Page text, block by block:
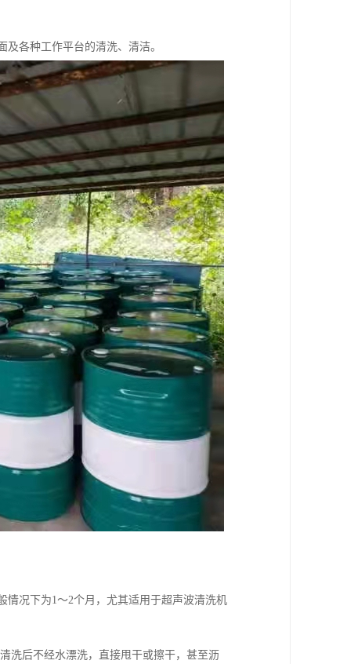
各种工作平台的清洗、清洁。
情况下为1～2个月，尤其适用于超声波清洗机
洗后不经水漂洗，直接甩干或擦干，甚至沥